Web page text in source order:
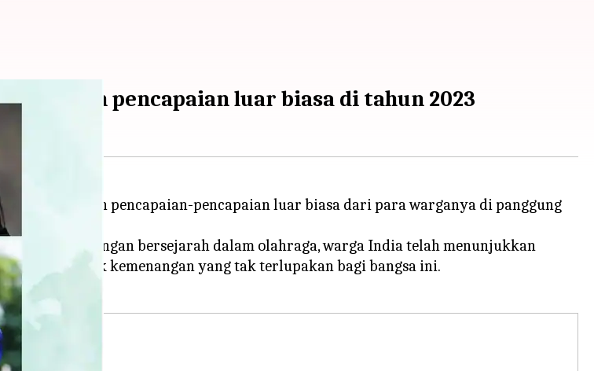
dengan pencapaian luar biasa di tahun 2023
menyaksikan pencapaian-pencapaian luar biasa dari para warganya di panggung
kemenangan bersejarah dalam olahraga, warga India telah menunjukkan
sebuah babak kemenangan yang tak terlupakan bagi bangsa ini.